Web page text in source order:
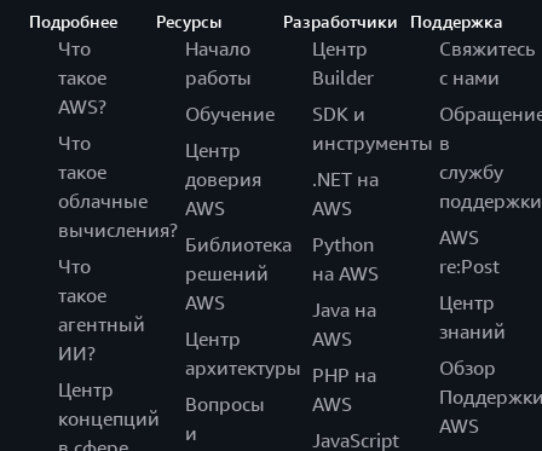
Подробнее
Что
такое
AWS?
Что
такое
облачные
вычисления?
Что
такое
агентный
ИИ?
Центр
концепций
Ресурсы
Начало
работы
Обучение
Центр
доверия
AWS
Библиотека
решений
AWS
Центр
архитектуры
Вопросы
и
Разработчики
Центр
Builder
SDK и
инструменты
.NET на
AWS
Python
на AWS
Java на
AWS
PHP на
AWS
JavaScript
Поддержка
Свяжитесь
с нами
в
службу
поддержки
AWS
re:Post
Центр
знаний
Обзор
AWS